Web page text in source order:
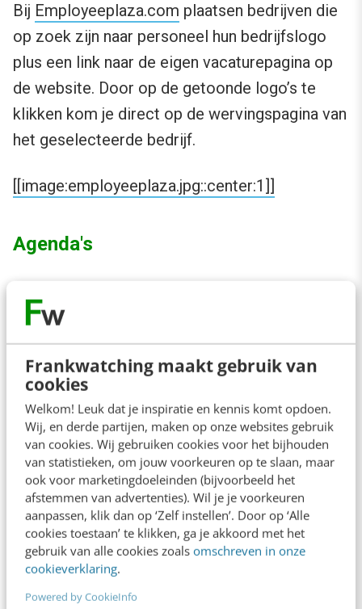
Frankwatching maakt gebruik van
cookies
Welkom! Leuk dat je inspiratie en kennis komt opdoen.
Wij, en derde partijen, maken op onze websites gebruik
van cookies. Wij gebruiken cookies voor het bijhouden
van statistieken, om jouw voorkeuren op te slaan, maar
ook voor marketingdoeleinden (bijvoorbeeld het
afstemmen van advertenties). Wil je je voorkeuren
aanpassen, klik dan op ‘Zelf instellen’. Door op ‘Alle
cookies toestaan’ te klikken, ga je akkoord met het
gebruik van alle cookies zoals omschreven in onze
cookieverklaring.
Powered by CookieInfo
Bij Employeeplaza.com plaatsen bedrijven die
op zoek zijn naar personeel hun bedrijfslogo
plus een link naar de eigen vacaturepagina op
de website. Door op de getoonde logo’s te
klikken kom je direct op de wervingspagina van
het geselecteerde bedrijf.
[[image:employeeplaza.jpg::center:1]]
Agenda's
agenda voor motor evenementen.
[[image:motor.jpg::center:1]]
Strandagenda.nl biedt de online agenda voor
strandfeesten en evenementen eveneens via
de kaart aan.
[[image:strandagenda.jpg::center:1]]
Partyvibes.nlis "Mapping All Amsterdam Dance
Events!", dus daar vind je een overzicht van wat
er allemaal in dedancescene